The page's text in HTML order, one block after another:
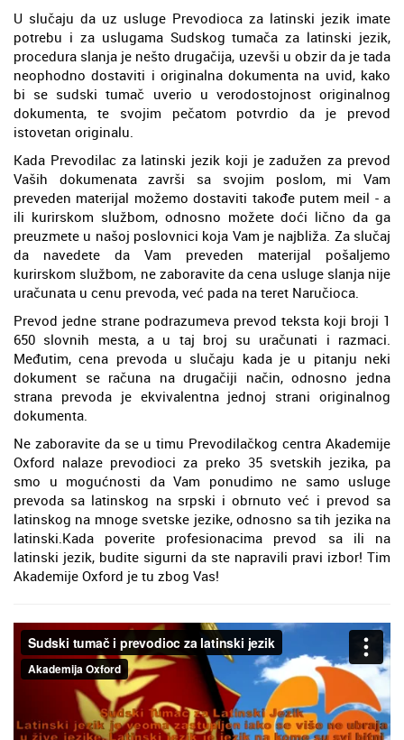
U slučaju da uz usluge Prevodioca za latinski jezik imate
potrebu i za uslugama Sudskog tumača za latinski jezik,
procedura slanja je nešto drugačija, uzevši u obzir da je tada
neophodno dostaviti i originalna dokumenta na uvid, kako
bi se sudski tumač uverio u verodostojnost originalnog
dokumenta, te svojim pečatom potvrdio da je prevod
istovetan originalu.
Kada Prevodilac za latinski jezik koji je zadužen za prevod
Vaših dokumenata završi sa svojim poslom, mi Vam
preveden materijal možemo dostaviti takođe putem meil - a
ili kurirskom službom, odnosno možete doći lično da ga
preuzmete u našoj poslovnici koja Vam je najbliža. Za slučaj
da navedete da Vam preveden materijal pošaljemo
kurirskom službom, ne zaboravite da cena usluge slanja nije
uračunata u cenu prevoda, već pada na teret Naručioca.
Prevod jedne strane podrazumeva prevod teksta koji broji 1
650 slovnih mesta, a u taj broj su uračunati i razmaci.
Međutim, cena prevoda u slučaju kada je u pitanju neki
dokument se računa na drugačiji način, odnosno jedna
strana prevoda je ekvivalentna jednoj strani originalnog
dokumenta.
Ne zaboravite da se u timu Prevodilačkog centra Akademije
Oxford nalaze prevodioci za preko 35 svetskih jezika, pa
smo u mogućnosti da Vam ponudimo ne samo usluge
prevoda sa latinskog na srpski i obrnuto već i prevod sa
latinskog na mnoge svetske jezike, odnosno sa tih jezika na
latinski.Kada poverite profesionacima prevod sa ili na
latinski jezik, budite sigurni da ste napravili pravi izbor! Tim
Akademije Oxford je tu zbog Vas!